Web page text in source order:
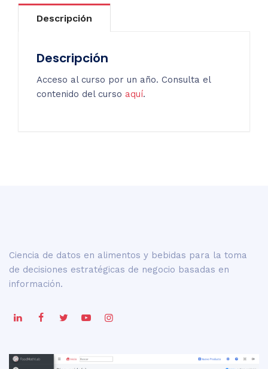
Descripción
Descripción
Acceso al curso por un año. Consulta el
contenido del curso aquí.
Ciencia de datos en alimentos y bebidas para la toma
de decisiones estratégicas de negocio basadas en
información.